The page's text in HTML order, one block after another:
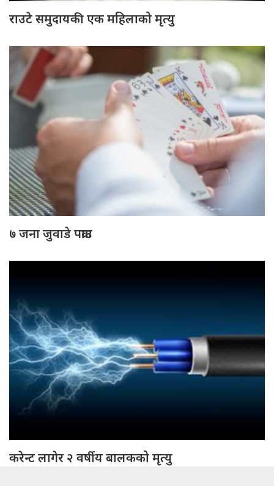
राउटे समुदायकी एक महिलाको मृत्यु
७ जना जुवाडे पक्राउ
करेन्ट लागेर २ वर्षीय बालकको मृत्यु